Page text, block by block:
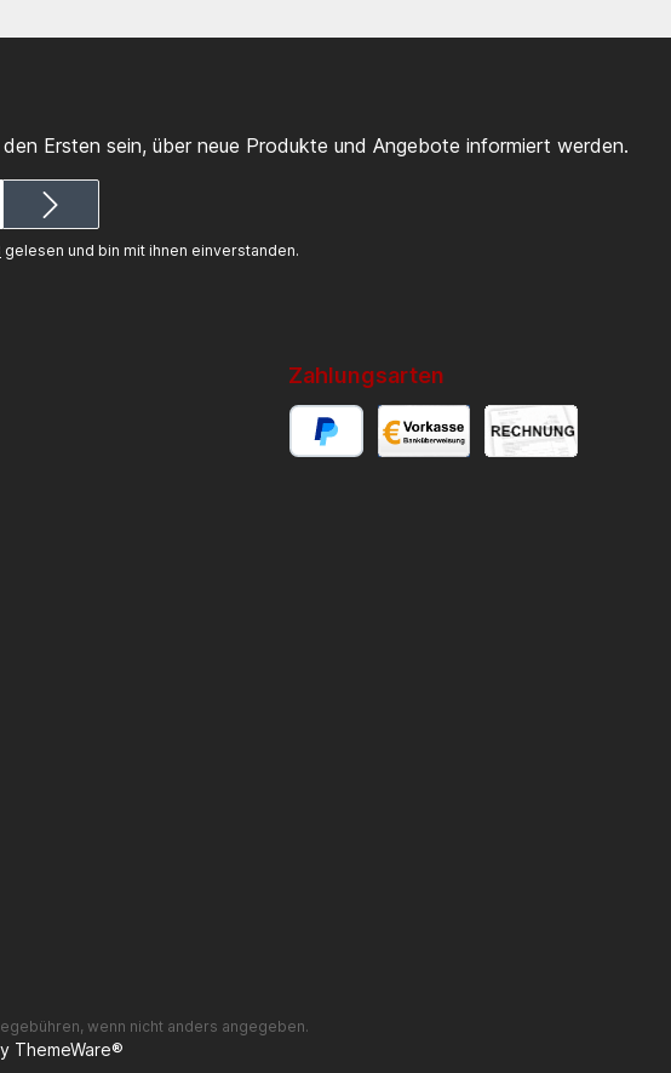
Ersten sein, über neue Produkte und Angebote informiert werden.
gelesen und bin mit ihnen einverstanden.
Zahlungsarten
wenn nicht anders angegeben.
ThemeWare®